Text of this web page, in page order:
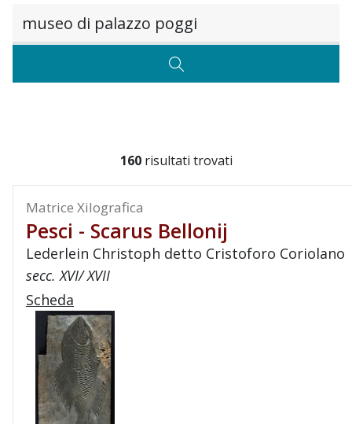
CERCA
160 risultati trovati
Matrice Xilografica
Pesci - Scarus Bellonij
Lederlein Christoph detto Cristoforo Coriolano
secc. XVI/ XVII
Scheda